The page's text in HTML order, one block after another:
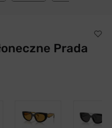
Prada